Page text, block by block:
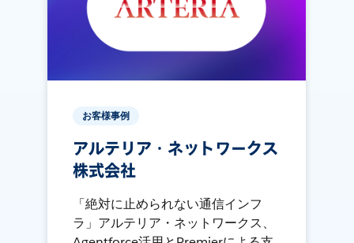
お客様事例
アルテリア・ネットワークス
株式会社
「絶対に止められない通信インフ
ラ」アルテリア・ネットワークス、